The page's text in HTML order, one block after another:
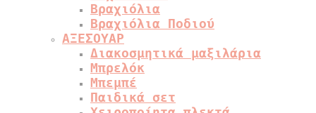
Βραχιόλια
Βραχιόλια Ποδιού
ΑΞΕΣΟΥΑΡ
Διακοσμητικά μαξιλάρια
Μπρελόκ
Μπεμπέ
Παιδικά σετ